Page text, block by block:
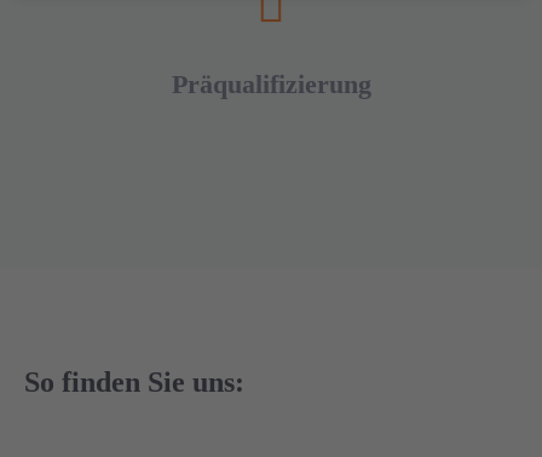
Präqualifizierung
So finden Sie uns: